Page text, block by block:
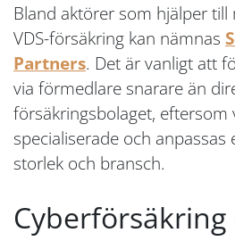
Bland aktörer som hjälper
VDS-försäkring kan nämnas
Partners. Det är vanligt att
via förmedlare snarare än
försäkringsbolaget, eftersom
specialiserade och anpassas
storlek och bransch.
Cyberförsäkring